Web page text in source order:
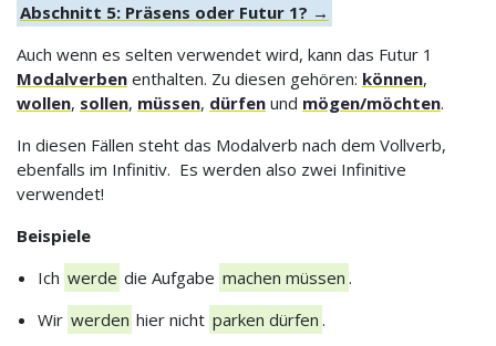
Abschnitt 5: Präsens oder Futur 1? →
Auch wenn es selten verwendet wird, kann das Futur 1
Modalverben enthalten. Zu diesen gehören: können,
wollen, sollen, müssen, dürfen und mögen/möchten.
In diesen Fällen steht das Modalverb nach dem Vollverb,
ebenfalls im Infinitiv. Es werden also zwei Infinitive
verwendet!
Beispiele
Ich werde die Aufgabe machen müssen .
Wir werden hier nicht parken dürfen .